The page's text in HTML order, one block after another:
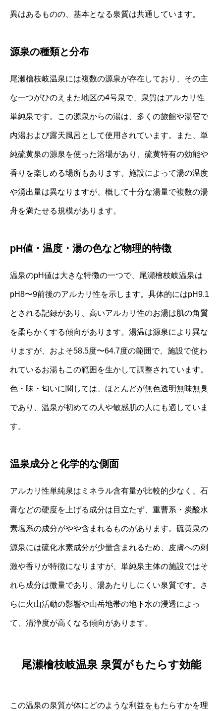
異はあるものの、基本となる泉質は共通しています。
源泉の種類と分布
尾瀬檜枝岐温泉には複数の源泉が存在しており、その主
な一つがひのえまた地区の4号泉で、泉質はアルカリ性
単純泉です。この源泉からの湯は、多くの旅館や湯宿で
内湯および露天風呂として使用されています。また、単
純硫黄泉の源泉を使った浴場があり、硫黄特有の効能や
香りを楽しめる場所もあります。施設によって湯の温度
や湧出量は異なりますが、概して十分な湯量で複数の湯
舟を満たせる規模があります。
pH値・温度・湯の色など物理的特徴
温泉のpH値は大きな特徴の一つで、尾瀬檜枝岐温泉は
pH8〜9前後のアルカリ性を示します。具体的にはpH9.1
とされる記録があり、高いアルカリ性のお湯は肌の角質
を柔らかくする傾向があります。湯温は源泉により異な
りますが、およそ58.5度〜64.7度の範囲で、施設で使わ
れているお湯もこの範囲を生かして調整されています。
色・味・匂いに関しては、ほとんどが無色透明無味無臭
であり、温泉が初めての人や敏感肌の人にも適していま
す。
温泉成分と化学的な側面
アルカリ性単純泉はミネラル含有量が比較的少なく、石
膏などの硬度を上げる成分は目立たず、重曹系・炭酸水
素塩系の成分がやや含まれるものがあります。硫黄泉の
源泉には硫化水素成分が少量含まれるため、皮膚への刺
激や香りが特徴になりますが、単純泉主体の施設ではそ
れら成分は微量であり、湯あたりしにくい泉質です。さ
らに火山活動の影響や山岳地帯の地下水の浸透によっ
て、清浄度が高くなる傾向があります。
尾瀬檜枝岐温泉 泉質がもたらす効能
この温泉の泉質が体にどのような利益をもたらすかを理